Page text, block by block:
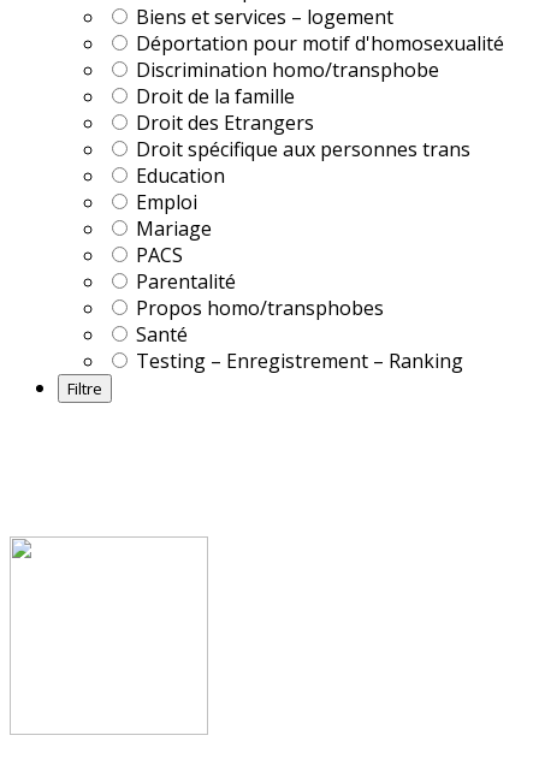
Biens et services – logement
Déportation pour motif d'homosexualité
Discrimination homo/transphobe
Droit de la famille
Droit des Etrangers
Droit spécifique aux personnes trans
Education
Emploi
Mariage
PACS
Parentalité
Propos homo/transphobes
Santé
Testing – Enregistrement – Ranking